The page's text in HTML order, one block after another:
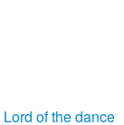
Lord of the dance